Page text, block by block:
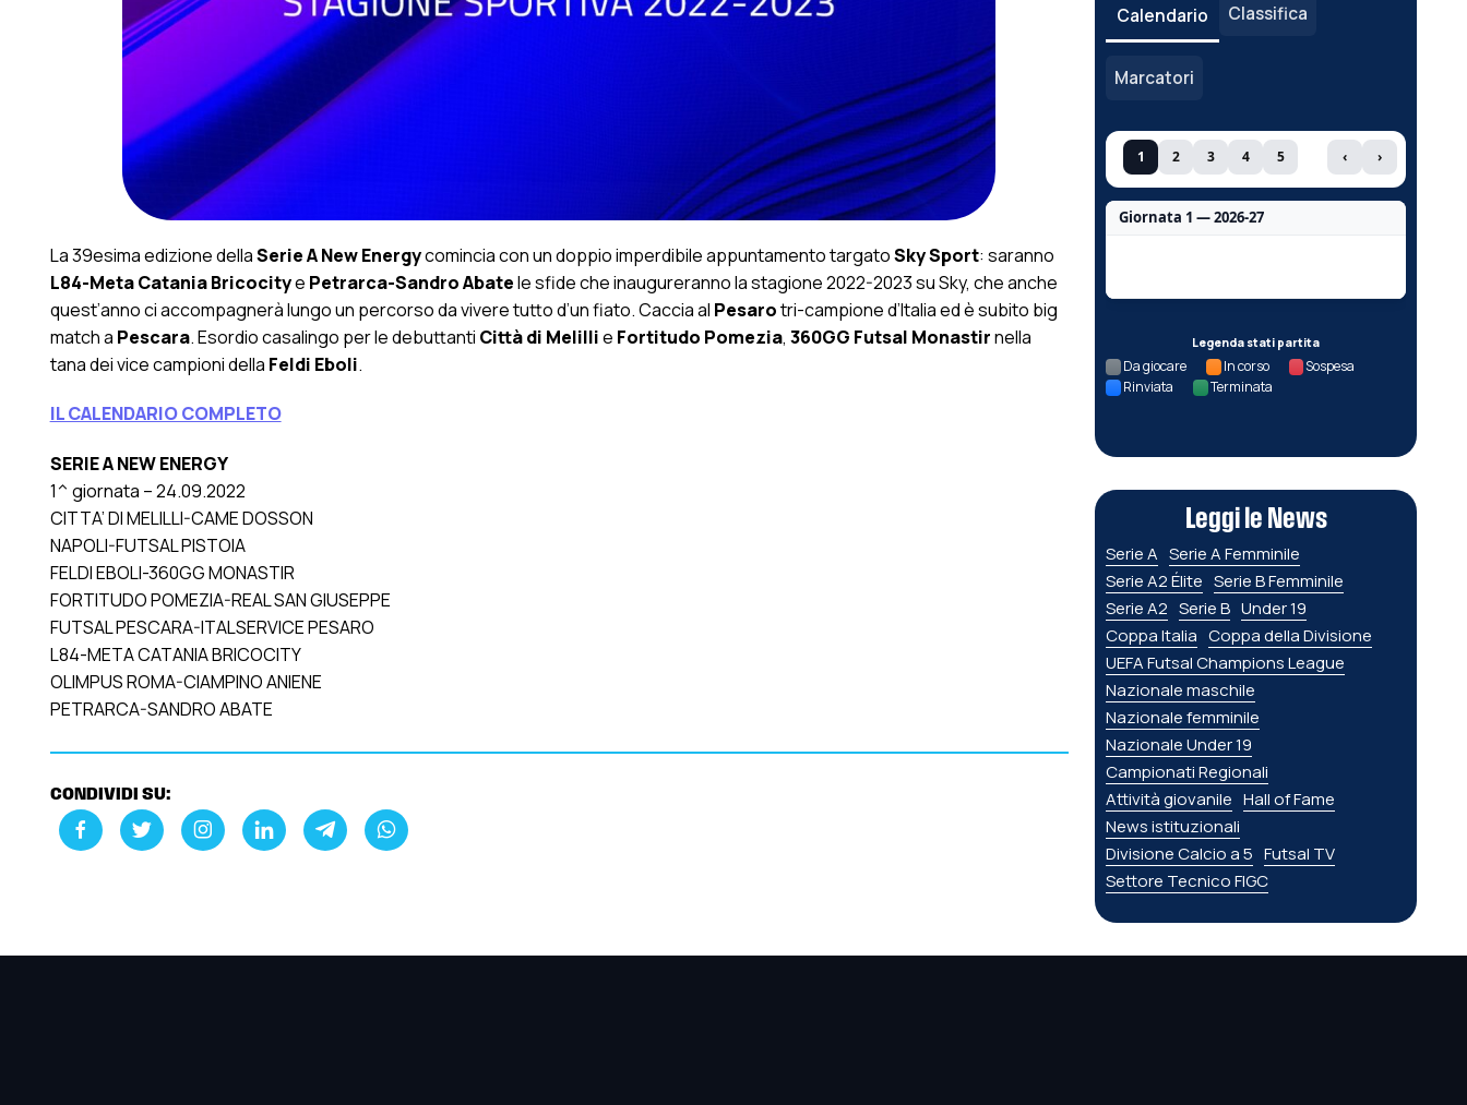
La 39esima edizione dellaSerie A New Energycomincia con un doppio imperdibile appuntamento targatoSky Sport: saranno
L84-Meta Catania Bricocitye Petrarca-Sandro Abatele sfide che inaugureranno la stagione 2022-2023 su Sky, che anche
quest’anno ci accompagnerà lungo un percorso da vivere tutto d’un fiato. Caccia al Pesarotri-campione d’Italia ed è subito big
match a Pescara. Esordio casalingo per le debuttanti Città di Melillie Fortitudo Pomezia, 360GG Futsal Monastirnella
tana dei vice campioni della Feldi Eboli.
IL CALENDARIO COMPLETO
SERIE A NEW ENERGY
1^ giornata – 24.09.2022
CITTA’ DI MELILLI-CAME DOSSON
NAPOLI-FUTSAL PISTOIA
FELDI EBOLI-360GG MONASTIR
FORTITUDO POMEZIA-REAL SAN GIUSEPPE
FUTSAL PESCARA-ITALSERVICE PESARO
L84-META CATANIA BRICOCITY
OLIMPUS ROMA-CIAMPINO ANIENE
PETRARCA-SANDRO ABATE
CONDIVIDI SU:
Calendario Classifica
Marcatori
1 2 3 4 5 ‹ ›
Giornata 1 — 2026-27
Legenda stati partita
Da giocare In corso
Sospesa
Rinviata
Terminata
Leggi le News
Serie A Serie A Femminile
Serie A2 Élite Serie B Femminile
Serie A2 Serie B Under 19
Coppa Italia Coppa della Divisione
UEFA Futsal Champions League
Nazionale maschile
Nazionale femminile
Nazionale Under 19
Campionati Regionali
Attività giovanile Hall of Fame
News istituzionali
Divisione Calcio a 5 Futsal TV
Settore Tecnico FIGC